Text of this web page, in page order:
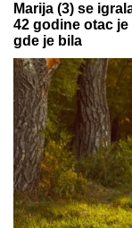
Marija (3) se
42 godine otac
gde je bila